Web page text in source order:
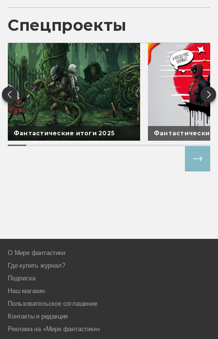
Спецпроекты
Фантастические итоги 2025 Фантастические
О Мире фантастики
Где купить журнал?
Подписка
Наш магазин
Пользовательское соглашение
Контакты и редакция
Реклама на «Мире фантастики»